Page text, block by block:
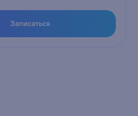
Записаться